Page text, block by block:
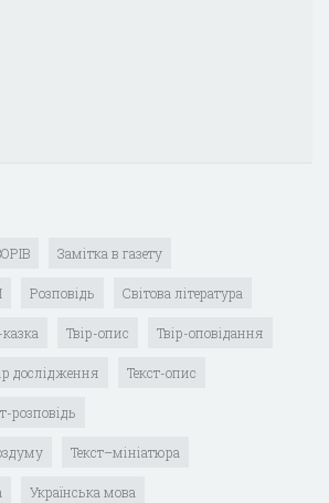
Замітка в газету
Розповідь Світова література
Твір-опис Твір-оповідання
дослідження Текст-опис
розповідь
Текст–мініатюра
Українська мова